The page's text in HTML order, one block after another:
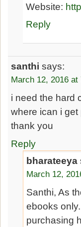
Website:
Reply
santhi says:
March 12, 2016 at
i need the hard
where ican i
thank you
Reply
bharateeya
March 12,
Santhi, As
ebooks
purchasing